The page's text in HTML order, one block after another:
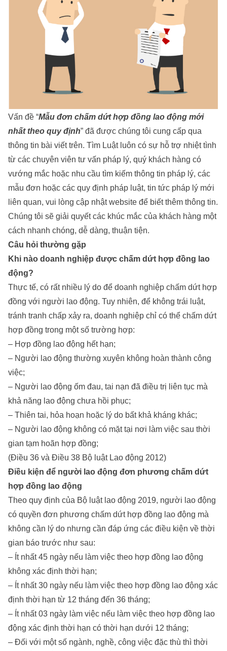
Vấn đề “Mẫu đơn chấm dứt hợp đồng lao động mới
nhất theo quy định” đã được chúng tôi cung cấp qua
thông tin bài viết trên. Tìm Luật luôn có sự hỗ trợ nhiệt tình
từ các chuyên viên tư vấn pháp lý, quý khách hàng có
vướng mắc hoặc nhu cầu tìm kiếm thông tin pháp lý, các
mẫu đơn hoặc các quy định pháp luật, tin tức pháp lý mới
liên quan, vui lòng cập nhật website để biết thêm thông tin.
Chúng tôi sẽ giải quyết các khúc mắc của khách hàng một
cách nhanh chóng, dễ dàng, thuận tiện.
Câu hỏi thường gặp
Khi nào doanh nghiệp được chấm dứt hợp đồng lao
động?
Thực tế, có rất nhiều lý do để doanh nghiệp chấm dứt hợp
đồng với người lao động. Tuy nhiên, để không trái luật,
tránh tranh chấp xảy ra, doanh nghiệp chỉ có thể chấm dứt
hợp đồng trong một số trường hợp:
– Hợp đồng lao động hết hạn;
– Người lao động thường xuyên không hoàn thành công
việc;
– Người lao động ốm đau, tai nạn đã điều trị liên tục mà
khả năng lao động chưa hồi phục;
– Thiên tai, hỏa hoạn hoặc lý do bất khả kháng khác;
– Người lao động không có mặt tại nơi làm việc sau thời
gian tạm hoãn hợp đồng;
(Điều 36 và Điều 38 Bộ luật Lao động 2012)
Điều kiện để người lao động đơn phương chấm dứt
hợp đồng lao động
Theo quy định của Bộ luật lao động 2019, người lao động
có quyền đơn phương chấm dứt hợp đồng lao động mà
không cần lý do nhưng cần đáp ứng các điều kiện về thời
gian báo trước như sau:
– Ít nhất 45 ngày nếu làm việc theo hợp đồng lao động
không xác định thời hạn;
– Ít nhất 30 ngày nếu làm việc theo hợp đồng lao động xác
định thời hạn từ 12 tháng đến 36 tháng;
– Ít nhất 03 ngày làm việc nếu làm việc theo hợp đồng lao
động xác định thời hạn có thời hạn dưới 12 tháng;
– Đối với một số ngành, nghề, công việc đặc thù thì thời